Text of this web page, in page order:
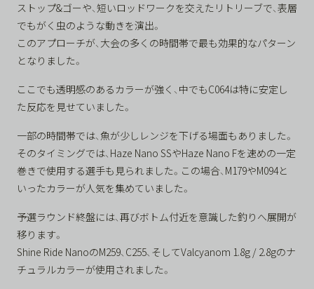
ストップ&ゴーや、短いロッドワークを交えたリトリーブで、表層
でもがく虫のような動きを演出。
このアプローチが、大会の多くの時間帯で最も効果的なパターン
となりました。
ここでも透明感のあるカラーが強く、中でもC064は特に安定し
た反応を見せていました。
一部の時間帯では、魚が少しレンジを下げる場面もありました。
そのタイミングでは、Haze Nano SSやHaze Nano Fを速めの一定
巻きで使用する選手も見られました。この場合、M179やM094と
いったカラーが人気を集めていました。
予選ラウンド終盤には、再びボトム付近を意識した釣りへ展開が
移ります。
Shine Ride NanoのM259、C255、そしてValcyanom 1.8g / 2.8gのナ
チュラルカラーが使用されました。